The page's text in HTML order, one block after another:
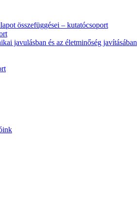
összefüggései – kutatócsoport
javulásban és az életminőség javításában